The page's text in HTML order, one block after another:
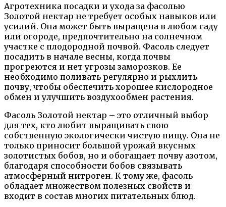
Агротехника посадки и ухода за фасолью
Золотой нектар не требует особых навыков или
усилий. Она может быть выращена в любом саду
или огороде, предпочтительно на солнечном
участке с плодородной почвой. Фасоль следует
посадить в начале весны, когда почвы
прогреются и нет угрозы заморозков. Ее
необходимо поливать регулярно и рыхлить
почву, чтобы обеспечить хорошее кислородное
обмен и улучшить воздухообмен растения.
Фасоль Золотой нектар – это отличный выбор
для тех, кто любит выращивать свою
собственную экологически чистую пищу. Она не
только приносит большой урожай вкусных
золотистых бобов, но и обогащает почву азотом,
благодаря способности бобов связывать
атмосферный нитроген. К тому же, фасоль
обладает множеством полезных свойств и
входит в состав многих питательных блюд.